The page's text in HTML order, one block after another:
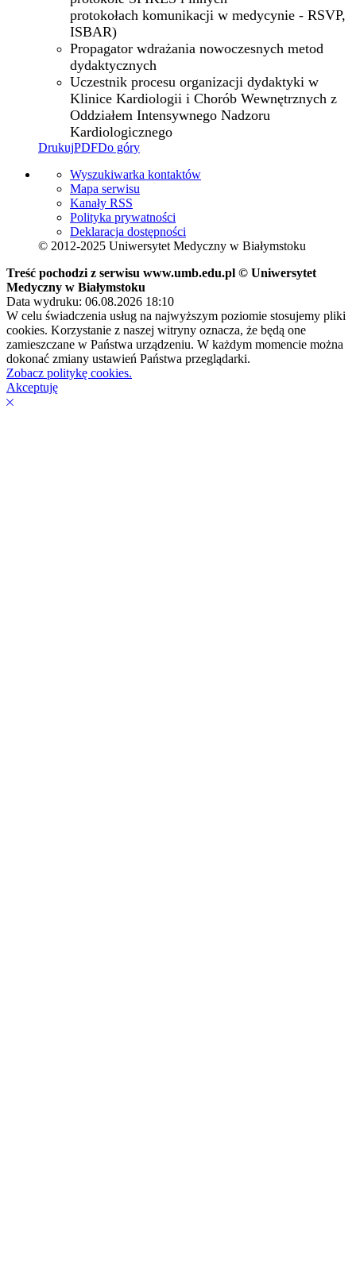
protokołach komunikacji w medycynie - RSVP,
ISBAR)
Propagator wdrażania nowoczesnych metod
dydaktycznych
Uczestnik procesu organizacji dydaktyki w
Klinice Kardiologii i Chorób Wewnętrznych z
Oddziałem Intensywnego Nadzoru
Kardiologicznego
DrukujPDFDo góry
Wyszukiwarka kontaktów
Mapa serwisu
Kanały RSS
Polityka prywatności
Deklaracja dostępności
© 2012-2025 Uniwersytet Medyczny w Białymstoku
Treść pochodzi z serwisu www.umb.edu.pl © Uniwersytet
Medyczny w Białymstoku
Data wydruku: 06.08.2026 18:10
W celu świadczenia usług na najwyższym poziomie stosujemy pliki
cookies. Korzystanie z naszej witryny oznacza, że będą one
zamieszczane w Państwa urządzeniu. W każdym momencie można
dokonać zmiany ustawień Państwa przeglądarki.
Zobacz politykę cookies.
Akceptuję